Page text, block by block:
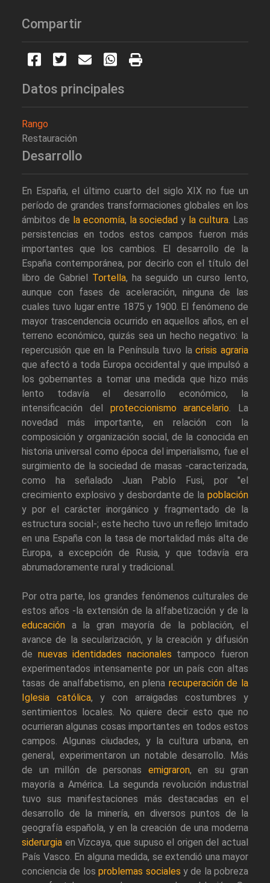
Compartir
Datos principales
Rango
Restauración
Desarrollo
En España, el último cuarto del siglo XIX no fue un
período de grandes transformaciones globales en los
ámbitos de la economía, la sociedad y la cultura. Las
persistencias en todos estos campos fueron más
importantes que los cambios. El desarrollo de la
España contemporánea, por decirlo con el título del
libro de Gabriel Tortella, ha seguido un curso lento,
aunque con fases de aceleración, ninguna de las
cuales tuvo lugar entre 1875 y 1900. El fenómeno de
mayor trascendencia ocurrido en aquellos años, en el
terreno económico, quizás sea un hecho negativo: la
repercusión que en la Península tuvo lacrisis agraria
que afectó a toda Europa occidental y que impulsó a
los gobernantes a tomar una medida que hizo más
lento todavía el desarrollo económico, la
intensificación del proteccionismo arancelario. La
novedad más importante, en relación con la
composición y organización social, de la conocida en
historia universal como época del imperialismo, fue el
surgimiento de la sociedad de masas -caracterizada,
como ha señalado Juan Pablo Fusi, por "el
crecimiento explosivo y desbordante de la población
y por el carácter inorgánico y fragmentado de la
estructura social-; este hecho tuvo un reflejo limitado
en una España con la tasa de mortalidad más alta de
Europa, a excepción de Rusia, y que todavía era
abrumadoramente rural y tradicional.
Por otra parte, los grandes fenómenos culturales de
estos años -la extensión de la alfabetización y de la
educación a la gran mayoría de la población, el
avance de la secularización, y la creación y difusión
de nuevas identidades nacionales tampoco fueron
experimentados intensamente por un país con altas
tasas de analfabetismo, en plena recuperación de la
Iglesia católica, y con arraigadas costumbres y
sentimientos locales. No quiere decir esto que no
ocurrieran algunas cosas importantes en todos estos
campos. Algunas ciudades, y la cultura urbana, en
general, experimentaron un notable desarrollo. Más
de un millón de personas emigraron, en su gran
mayoría a América. La segunda revolución industrial
tuvo sus manifestaciones más destacadas en el
desarrollo de la minería, en diversos puntos de la
geografía española, y en la creación de una moderna
siderurgia en Vizcaya, que supuso el origen del actual
País Vasco. En alguna medida, se extendió una mayor
conciencia de losproblemas sociales y de la pobreza